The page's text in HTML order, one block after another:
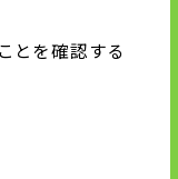
とを確認する